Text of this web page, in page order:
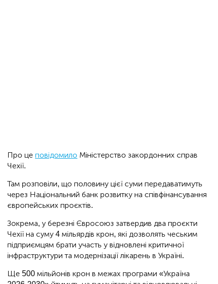
Про це повідомило Міністерство закордонних справ
Чехії.
Там розповіли, що половину цієї суми передаватимуть
через Національний банк розвитку на співфінансування
європейських проєктів.
Зокрема, у березні Євросоюз затвердив два проєкти
Чехії на суму 4 мільярдів крон, які дозволять чеським
підприємцям брати участь у відновлені критичної
інфраструктури та модернізації лікарень в Україні.
Ще 500 мільйонів крон в межах програми «Україна